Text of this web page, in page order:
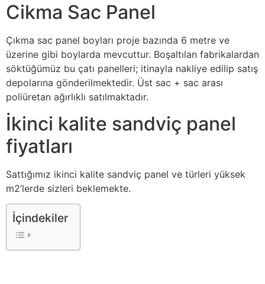
Cikma Sac Panel
Çıkma sac panel boyları proje bazında 6 metre ve
üzerine gibi boylarda mevcuttur. Boşaltılan fabrikalardan
söktüğümüz bu çatı panelleri; itinayla nakliye edilip satış
depolarına gönderilmektedir. Üst sac + sac arası
poliüretan ağırlıklı satılmaktadır.
İkinci kalite sandviç panel
fiyatları
Sattığımız ikinci kalite sandviç panel ve türleri yüksek
m2’lerde sizleri beklemekte.
İçindekiler